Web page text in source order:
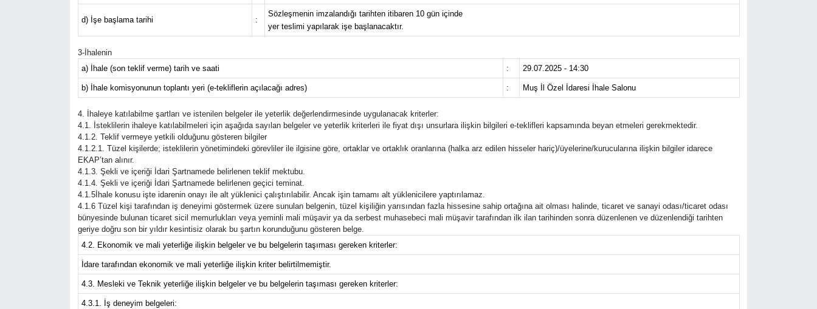
d) İşe başlama tarihi :
Sözleşmenin imzalandığı tarihten itibaren 10 gün içinde
yer teslimi yapılarak işe başlanacaktır.
3-İhalenin
a) İhale (son teklif verme) tarih ve saati
: 29.07.2025 - 14:30
b) İhale komisyonunun toplantı yeri (e-tekliflerin açılacağı adres) : Muş İl Özel İdaresi İhale Salonu
4. İhaleye katılabilme şartları ve istenilen belgeler ile yeterlik değerlendirmesinde uygulanacak kriterler:
4.1. İsteklilerin ihaleye katılabilmeleri için aşağıda sayılan belgeler ve yeterlik kriterleri ile fiyat dışı unsurlara ilişkin bilgileri e-teklifleri kapsamında beyan etmeleri gerekmektedir.
4.1.2. Teklif vermeye yetkili olduğunu gösteren bilgiler
4.1.2.1. Tüzel kişilerde; isteklilerin yönetimindeki görevliler ile ilgisine göre, ortaklar ve ortaklık oranlarına (halka arz edilen hisseler hariç)/üyelerine/kurucularına ilişkin bilgiler idarece
EKAP’tan alınır.
4.1.3. Şekli ve içeriği İdari Şartnamede belirlenen teklif mektubu.
4.1.4. Şekli ve içeriği İdari Şartnamede belirlenen geçici teminat.
4.1.5İhale konusu işte idarenin onayı ile alt yüklenici çalıştırılabilir. Ancak işin tamamı alt yüklenicilere yaptırılamaz.
4.1.6 Tüzel kişi tarafından iş deneyimi göstermek üzere sunulan belgenin, tüzel kişiliğin yarısından fazla hissesine sahip ortağına ait olması halinde, ticaret ve sanayi odası/ticaret odası
bünyesinde bulunan ticaret sicil memurlukları veya yeminli mali müşavir ya da serbest muhasebeci mali müşavir tarafından ilk ilan tarihinden sonra düzenlenen ve düzenlendiği tarihten
geriye doğru son bir yıldır kesintisiz olarak bu şartın korunduğunu gösteren belge.
4.2. Ekonomik ve mali yeterliğe ilişkin belgeler ve bu belgelerin taşıması gereken kriterler:
İdare tarafından ekonomik ve mali yeterliğe ilişkin kriter belirtilmemiştir.
4.3. Mesleki ve Teknik yeterliğe ilişkin belgeler ve bu belgelerin taşıması gereken kriterler:
4.3.1. İş deneyim belgeleri:
Malazgirt